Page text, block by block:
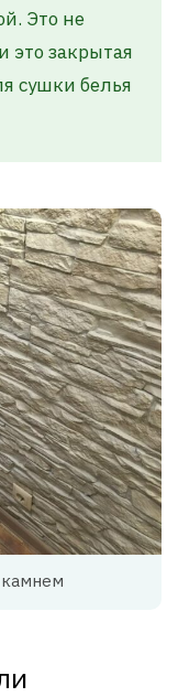
Это не
это закрытая
сушки белья